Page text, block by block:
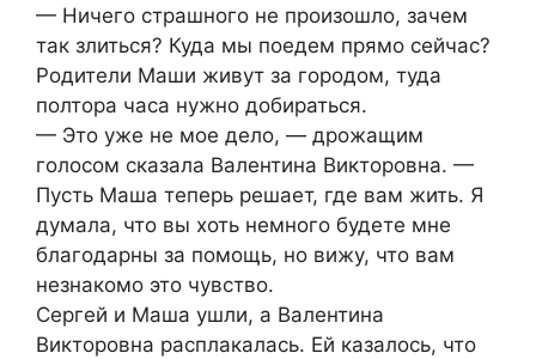
— Ничего страшного не произошло, зачем
так злиться? Куда мы поедем прямо сейчас?
Родители Маши живут за городом, туда
полтора часа нужно добираться.
— Это уже не мое дело, — дрожащим
голосом сказала Валентина Викторовна. —
Пусть Маша теперь решает, где вам жить. Я
думала, что вы хоть немного будете мне
благодарны за помощь, но вижу, что вам
незнакомо это чувство.
Сергей и Маша ушли, а Валентина
Викторовна расплакалась. Ей казалось, что